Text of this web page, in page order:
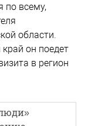
по всему,
области.
он поедет
в регион